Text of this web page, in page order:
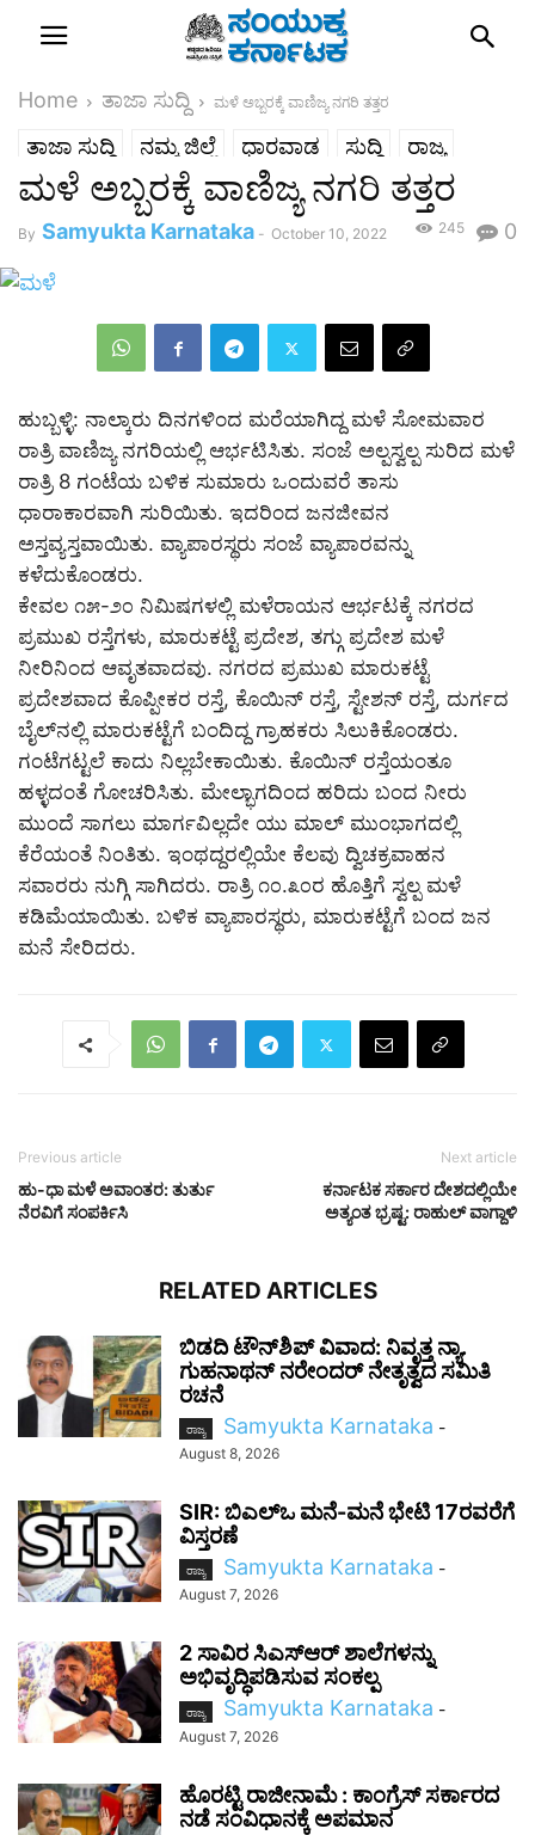
Home ತಾಜಾ ಸುದ್ದಿ ಮಳೆ ಅಬ್ಬರಕ್ಕೆ ವಾಣಿಜ್ಯ ನಗರಿ ತತ್ತರ
ತಾಜಾ ಸುದ್ದಿ ನಮ್ಮ ಜಿಲ್ಲೆ ಧಾರವಾಡ ಸುದ್ದಿ ರಾಜ್ಯ
ಮಳೆ ಅಬ್ಬರಕ್ಕೆ ವಾಣಿಜ್ಯ ನಗರಿ ತತ್ತರ
By Samyukta Karnataka - October 10, 2022 0
245
ಹುಬ್ಬಳ್ಳಿ: ನಾಲ್ಕಾರು ದಿನಗಳಿಂದ ಮರೆಯಾಗಿದ್ದ ಮಳೆ ಸೋಮವಾರ
ರಾತ್ರಿ ವಾಣಿಜ್ಯ ನಗರಿಯಲ್ಲಿ ಆರ್ಭಟಿಸಿತು. ಸಂಜೆ ಅಲ್ಪಸ್ವಲ್ಪ ಸುರಿದ ಮಳೆ
ರಾತ್ರಿ 8 ಗಂಟೆಯ ಬಳಿಕ ಸುಮಾರು ಒಂದುವರೆ ತಾಸು
ಧಾರಾಕಾರವಾಗಿ ಸುರಿಯಿತು. ಇದರಿಂದ ಜನಜೀವನ
ಅಸ್ತವ್ಯಸ್ತವಾಯಿತು. ವ್ಯಾಪಾರಸ್ಥರು ಸಂಜೆ ವ್ಯಾಪಾರವನ್ನು
ಕಳೆದುಕೊಂಡರು.
ಕೇವಲ ೧೫-೨೦ ನಿಮಿಷಗಳಲ್ಲಿ ಮಳೆರಾಯನ ಆರ್ಭಟಕ್ಕೆ ನಗರದ
ಪ್ರಮುಖ ರಸ್ತೆಗಳು, ಮಾರುಕಟ್ಟೆ ಪ್ರದೇಶ, ತಗ್ಗು ಪ್ರದೇಶ ಮಳೆ
ನೀರಿನಿಂದ ಆವೃತವಾದವು. ನಗರದ ಪ್ರಮುಖ ಮಾರುಕಟ್ಟೆ
ಪ್ರದೇಶವಾದ ಕೊಪ್ಪೀಕರ ರಸ್ತೆ, ಕೊಯಿನ್ ರಸ್ತೆ, ಸ್ಟೇಶನ್ ರಸ್ತೆ, ದುರ್ಗದ
ಬೈಲ್‌ನಲ್ಲಿ ಮಾರುಕಟ್ಟೆಗೆ ಬಂದಿದ್ದ ಗ್ರಾಹಕರು ಸಿಲುಕಿಕೊಂಡರು.
ಗಂಟೆಗಟ್ಟಲೆ ಕಾದು ನಿಲ್ಲಬೇಕಾಯಿತು. ಕೊಯಿನ್ ರಸ್ತೆಯಂತೂ
ಹಳ್ಳದಂತೆ ಗೋಚರಿಸಿತು. ಮೇಲ್ಭಾಗದಿಂದ ಹರಿದು ಬಂದ ನೀರು
ಮುಂದೆ ಸಾಗಲು ಮಾರ್ಗವಿಲ್ಲದೇ ಯು ಮಾಲ್ ಮುಂಭಾಗದಲ್ಲಿ
ಕೆರೆಯಂತೆ ನಿಂತಿತು. ಇಂಥದ್ದರಲ್ಲಿಯೇ ಕೆಲವು ದ್ವಿಚಕ್ರವಾಹನ
ಸವಾರರು ನುಗ್ಗಿ ಸಾಗಿದರು. ರಾತ್ರಿ ೧೦.೩೦ರ ಹೊತ್ತಿಗೆ ಸ್ವಲ್ಪ ಮಳೆ
ಕಡಿಮೆಯಾಯಿತು. ಬಳಿಕ ವ್ಯಾಪಾರಸ್ಥರು, ಮಾರುಕಟ್ಟೆಗೆ ಬಂದ ಜನ
ಮನೆ ಸೇರಿದರು.
Previous article
ಹು-ಧಾ ಮಳೆ ಅವಾಂತರ: ತುರ್ತು
ನೆರವಿಗೆ ಸಂಪರ್ಕಿಸಿ
Next article
ಕರ್ನಾಟಕ ಸರ್ಕಾರ ದೇಶದಲ್ಲಿಯೇ
ಅತ್ಯಂತ ಭ್ರಷ್ಟ: ರಾಹುಲ್‌ ವಾಗ್ದಾಳಿ
RELATED ARTICLES
ಬಿಡದಿ ಟೌನ್‌ಶಿಪ್ ವಿವಾದ: ನಿವೃತ್ತ ನ್ಯಾ.
ಗುಹನಾಥನ್ ನರೇಂದರ್ ನೇತೃತ್ವದ ಸಮಿತಿ
ರಚನೆ
ರಾಜ್ಯ Samyukta Karnataka -
August 8, 2026
SIR: ಬಿಎಲ್ಒ ಮನೆ-ಮನೆ ಭೇಟಿ 17ರವರೆಗೆ
ವಿಸ್ತರಣೆ
ರಾಜ್ಯ Samyukta Karnataka -
August 7, 2026
2 ಸಾವಿರ ಸಿಎಸ್‌ಆರ್ ಶಾಲೆಗಳನ್ನು
ಅಭಿವೃದ್ಧಿಪಡಿಸುವ ಸಂಕಲ್ಪ
ರಾಜ್ಯ Samyukta Karnataka -
August 7, 2026
ಹೊರಟ್ಟಿ ರಾಜೀನಾಮೆ : ಕಾಂಗ್ರೆಸ್ ಸರ್ಕಾರದ
ನಡೆ ಸಂವಿಧಾನಕ್ಕೆ ಅಪಮಾನ